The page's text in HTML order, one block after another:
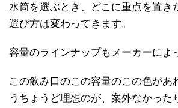
水筒を選ぶとき、どこに重点を置き
選び方は変わってきます。
容量のラインナップもメーカーによ
この飲み口のこの容量のこの色があ
うちょうど理想のが、案外なかった